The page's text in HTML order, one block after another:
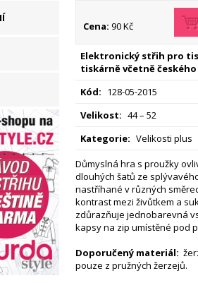
Cena: 90 Kč
Elektronický střih pro
tiskárně včetně českého
Kód: 128-05-2015
Velikost: 44 – 52
Kategorie: Velikosti plus
Důmyslná hra s proužky
dlouhých šatů ze
nastříhané v různých
kontrast mezi živůtkem a
zdůrazňuje jednobarevná
kapsy na zip umístěné pod
Doporučený materiál:
pouze z pružných žerzejů.